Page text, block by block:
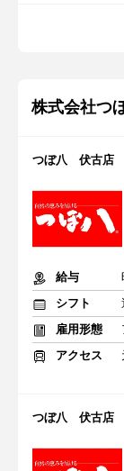
株式会社つ
つぼ八 伏古店
給与
シフト
雇用形態
アクセス
つぼ八 伏古店